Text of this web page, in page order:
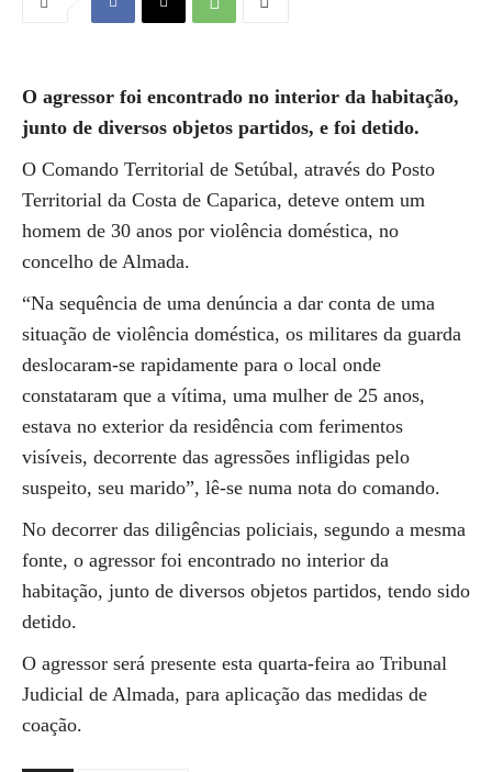
O agressor foi encontrado no interior da habitação,
junto de diversos objetos partidos, e foi detido.
O Comando Territorial de Setúbal, através do Posto
Territorial da Costa de Caparica, deteve ontem um
homem de 30 anos por violência doméstica, no
concelho de Almada.
“Na sequência de uma denúncia a dar conta de uma
situação de violência doméstica, os militares da guarda
deslocaram-se rapidamente para o local onde
constataram que a vítima, uma mulher de 25 anos,
estava no exterior da residência com ferimentos
visíveis, decorrente das agressões infligidas pelo
suspeito, seu marido”, lê-se numa nota do comando.
No decorrer das diligências policiais, segundo a mesma
fonte, o agressor foi encontrado no interior da
habitação, junto de diversos objetos partidos, tendo sido
detido.
O agressor será presente esta quarta-feira ao Tribunal
Judicial de Almada, para aplicação das medidas de
coação.